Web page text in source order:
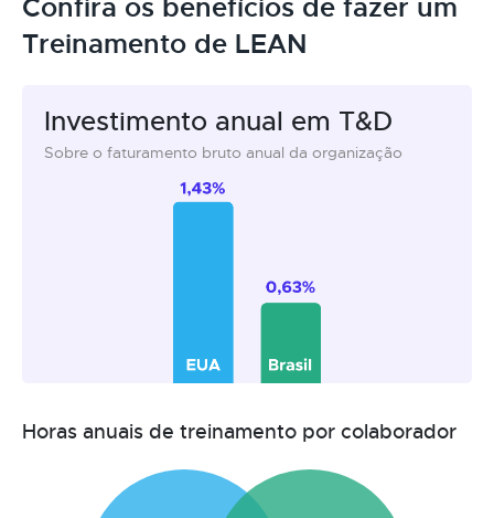
Confira os benefícios de fazer um
Treinamento de LEAN
Investimento anual em T&D
Sobre o faturamento bruto anual da organização
Horas anuais de treinamento por colaborador